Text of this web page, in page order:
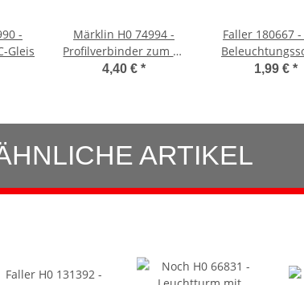
-
Gleis
Märklin H0 74994 -
Profilverbinder zum C-
Gleis
4,40 € *
Faller 180667 -
warm weiß
1,99 € *
ARTIKEL